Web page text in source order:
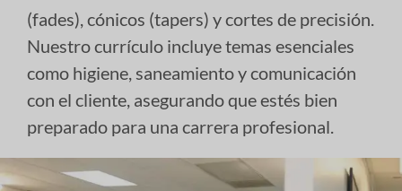
(fades), cónicos (tapers) y cortes de precisión.
Nuestro currículo incluye temas esenciales
como higiene, saneamiento y comunicación
con el cliente, asegurando que estés bien
preparado para una carrera profesional.